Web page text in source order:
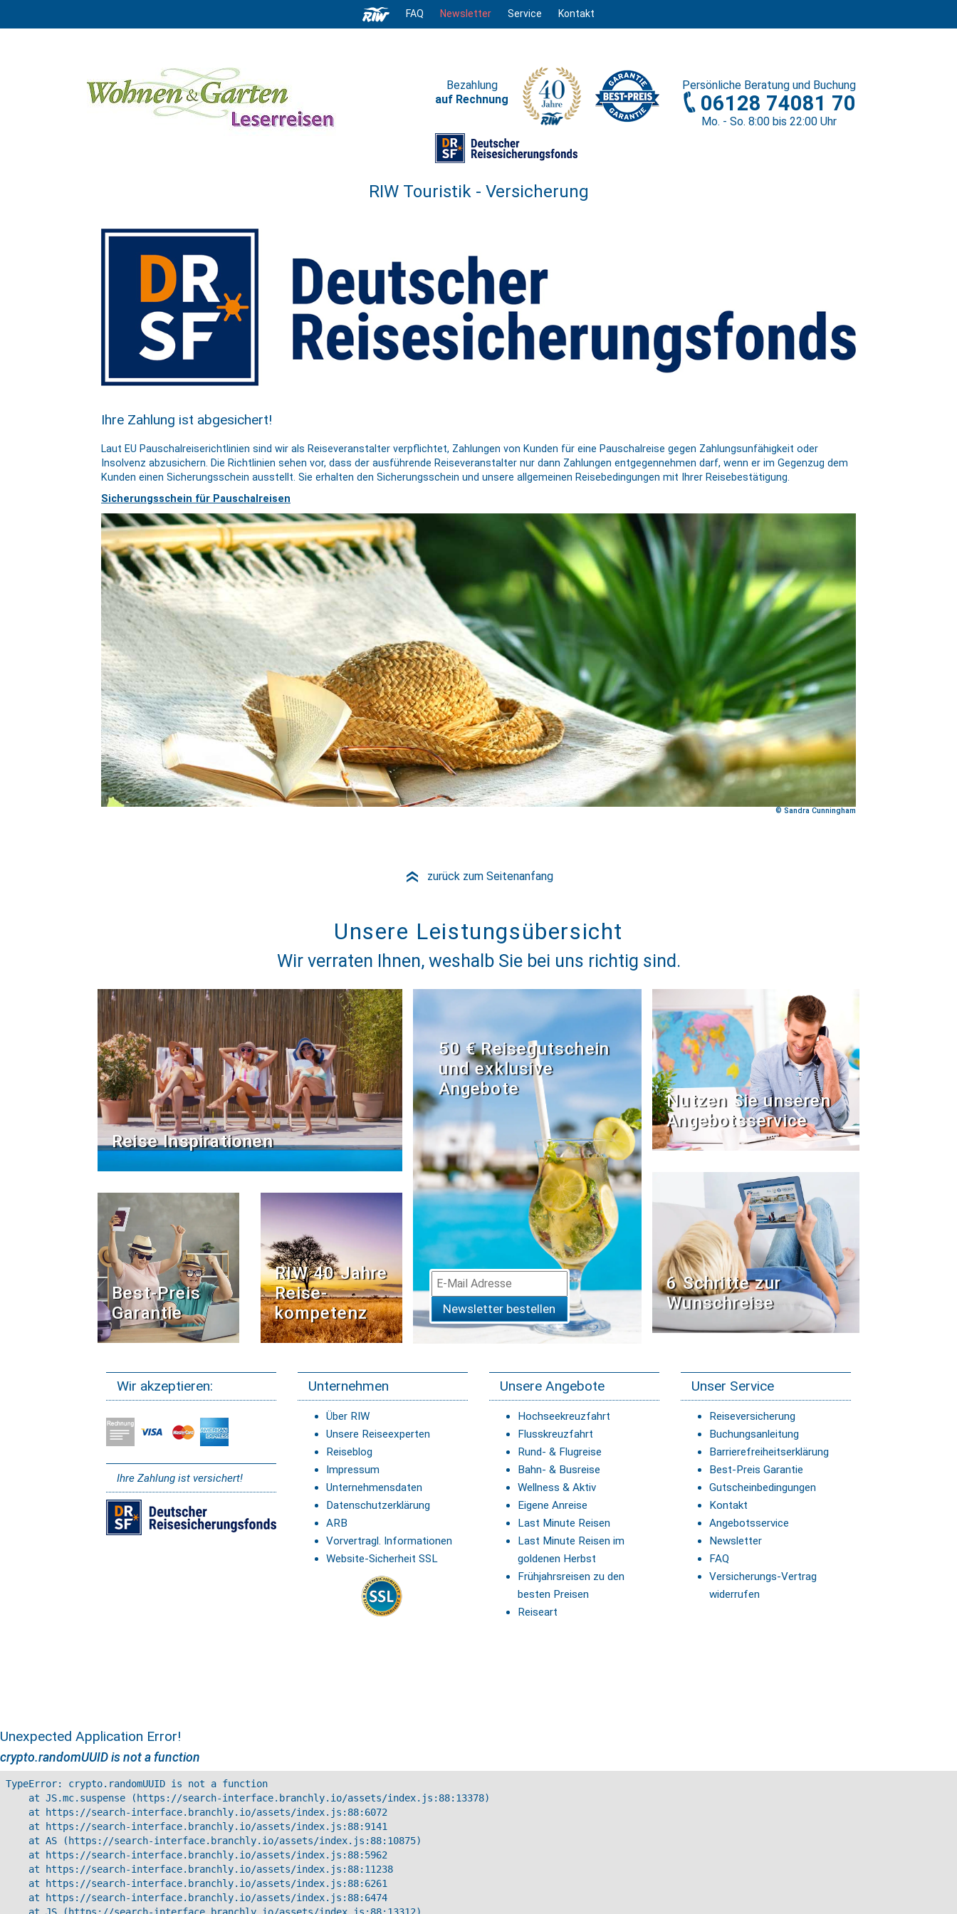
FAQ Newsletter Service Kontakt
Persönliche Beratung und Buchung
06128 74081 70
Mo. - So. 8:00 bis 22:00 Uhr
Bezahlung
auf Rechnung
RIW Touristik - Versicherung
Ihre Zahlung ist abgesichert!
Laut EU Pauschalreiserichtlinien sind wir als Reiseveranstalter verpflichtet, Zahlungen von Kunden für eine Pauschalreise gegen Zahlungsunfähigkeit oder
Insolvenz abzusichern. Die Richtlinien sehen vor, dass der ausführende Reiseveranstalter nur dann Zahlungen entgegennehmen darf, wenn er im Gegenzug dem
Kunden einen Sicherungsschein ausstellt. Sie erhalten den Sicherungsschein und unsere allgemeinen Reisebedingungen mit Ihrer Reisebestätigung.
Sicherungsschein für Pauschalreisen
© Sandra Cunningham
» zurück zum Seitenanfang
Unsere Leistungsübersicht
Wir verraten Ihnen, weshalb Sie bei uns richtig sind.
Reise Inspirationen
Best-Preis
Garantie
RIW 40 Jahre
Reise­
kompetenz
50 € Reisegutschein
und exklusive
Angebote
Newsletter bestellen
Nutzen Sie unseren
Angebotsservice
6 Schritte zur
Wunschreise
Wir akzeptieren:
Ihre Zahlung ist versichert!
Unternehmen
Über RIW
Unsere Reiseexperten
Reiseblog
Impressum
Unternehmensdaten
Datenschutzerklärung
ARB
Vorvertragl. Informationen
Website-Sicherheit SSL
Unsere Angebote
Hochseekreuzfahrt
Flusskreuzfahrt
Rund- & Flugreise
Bahn- & Busreise
Wellness & Aktiv
Eigene Anreise
Last Minute Reisen
Last Minute Reisen im
goldenen Herbst
Frühjahrsreisen zu den
besten Preisen
Reiseart
Unser Service
Reiseversicherung
Buchungsanleitung
Barrierefreiheitserklärung
Best-Preis Garantie
Gutscheinbedingungen
Kontakt
Angebotsservice
Newsletter
FAQ
Versicherungs-Vertrag
widerrufen
Unexpected Application Error!
crypto.randomUUID is not a function
TypeError: crypto.randomUUID is not a function
    at JS.mc.suspense (https://search-interface.branchly.io/assets/index.js:88:13378)
    at https://search-interface.branchly.io/assets/index.js:88:6072
    at https://search-interface.branchly.io/assets/index.js:88:9141
    at AS (https://search-interface.branchly.io/assets/index.js:88:10875)
    at https://search-interface.branchly.io/assets/index.js:88:5962
    at https://search-interface.branchly.io/assets/index.js:88:11238
    at https://search-interface.branchly.io/assets/index.js:88:6261
    at https://search-interface.branchly.io/assets/index.js:88:6474